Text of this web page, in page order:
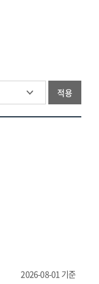
적용
2026-08-01 기준